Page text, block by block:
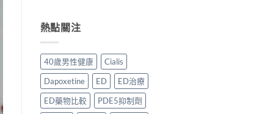
方
正
貨
購
買
指
南〉
＋
完
整
指
南〉
中
心？
香
港
延
時
噴
霧
勁
與
他
早
洩
藥
物
比
熱點關注
40歲男性健康
Cialis
Dapoxetine
ED
ED治療
ED藥物比較
PDE5抑制劑